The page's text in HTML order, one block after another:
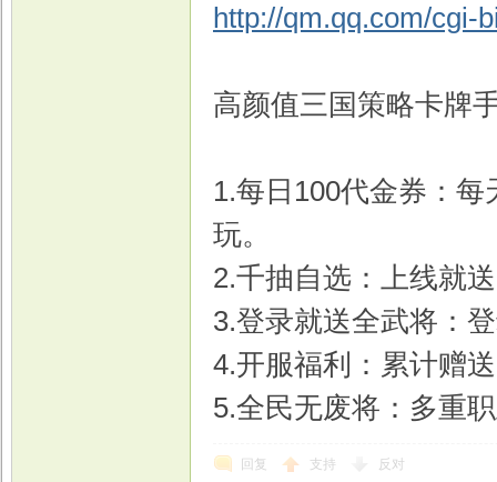
http://qm.qq.com/cgi-
高颜值三国策略卡牌
1.每日100代金券：
玩。
2.千抽自选：上线就
3.登录就送全武将：
4.开服福利：累计赠
5.全民无废将：多重
回复 支持 反对